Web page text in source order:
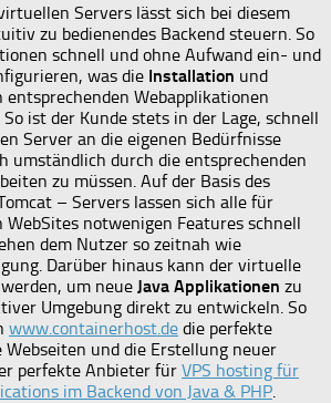
Servers lässt sich bei diesem
zu bedienendes Backend steuern. So
schnell und ohne Aufwand ein- und
was die Installation und
entsprechenden Webapplikationen
. So ist der Kunde stets in der Lage, schnell
Server an die eigenen Bedürfnisse
umständlich durch die entsprechenden
zu müssen. Auf der Basis des
– Servers lassen sich alle für
WebSites notwenigen Features schnell
dem Nutzer so zeitnah wie
Darüber hinaus kann der virtuelle
um neue Java Applikationen zu
Umgebung direkt zu entwickeln. So
www.containerhost.de die perfekte
Webseiten und die Erstellung neuer
perfekte Anbieter für VPS hosting für
im Backend von Java & PHP